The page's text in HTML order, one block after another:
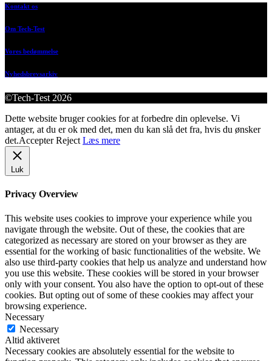
Kontakt os
Om Tech-Test
Vores bedømmelse
Nyhedsbrevsarkiv
©Tech-Test 2026
Dette website bruger cookies for at forbedre din oplevelse. Vi
antager, at du er ok med det, men du kan slå det fra, hvis du ønsker
det.Accepter Reject Læs mere
Luk
Privacy Overview
This website uses cookies to improve your experience while you
navigate through the website. Out of these, the cookies that are
categorized as necessary are stored on your browser as they are
essential for the working of basic functionalities of the website. We
also use third-party cookies that help us analyze and understand how
you use this website. These cookies will be stored in your browser
only with your consent. You also have the option to opt-out of these
cookies. But opting out of some of these cookies may affect your
browsing experience.
Necessary
Necessary
Altid aktiveret
Necessary cookies are absolutely essential for the website to